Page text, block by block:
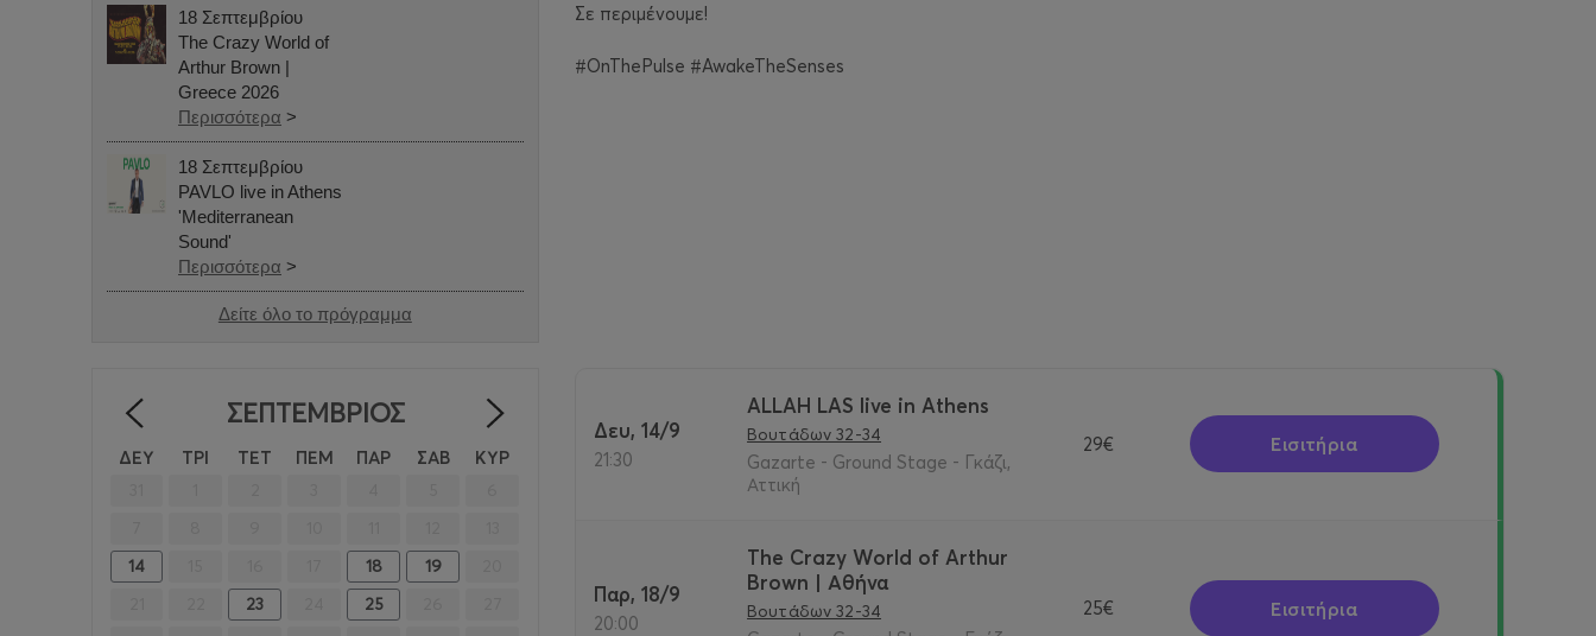
18 Σεπτεμβρίου
The Crazy World of
Arthur Brown |
Greece 2026
Περισσότερα >
18 Σεπτεμβρίου
PAVLO live in Athens
'Mediterranean
Sound'
Περισσότερα >
Δείτε όλο το πρόγραμμα
Σε περιμένουμε!
#OnThePulse #AwakeTheSenses
ΣΕΠΤΈΜΒΡΙΟΣ
ΔΕΥ ΤΡΙ ΤΕΤ ΠΕΜ ΠΑΡ ΣΑΒ ΚΥΡ
14
18 19
23 25
Δευ, 14/9
21:30
ALLAH LAS live in Athens
Βουτάδων 32-34
Gazarte - Ground Stage - Γκάζι,
Αττική
29€ Εισιτήρια
Παρ, 18/9
20:00
The Crazy World of Arthur
Brown | Αθήνα
Βουτάδων 32-34 25€ Εισιτήρια